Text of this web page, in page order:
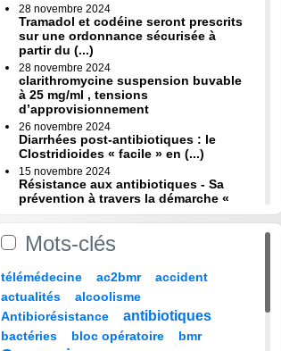
28 novembre 2024
Tramadol et codéine seront prescrits
sur une ordonnance sécurisée à
partir du (...)
28 novembre 2024
clarithromycine suspension buvable
à 25 mg/ml , tensions
d’approvisionnement
26 novembre 2024
Diarrhées post-antibiotiques : le
Clostridioides « facile » en (...)
15 novembre 2024
Résistance aux antibiotiques - Sa
prévention à travers la démarche «
Une (...)
Erreurs de diagnostic en médecine
23 octobre 2024
Erreurs médicales : « quand leur vie
bascule » sur TF1 mardi 22 (...)
17 octobre 2024
Tramadol, codeine : de nouvelles
mesures pour prévenir la
Mots-clés
10/234
télémédecine
18/234 ac2bmr
39/234 accident
27/234
actualités
30/234 alcoolisme
12/234
Antibiorésistance
74/234 antibiotiques
10/234
bactéries
14/234 bloc opératoire
47/234 bmr
99/234